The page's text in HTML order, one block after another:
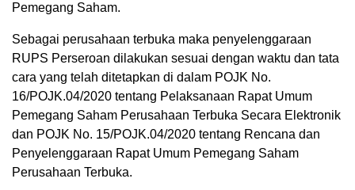
Pemegang Saham.
Sebagai perusahaan terbuka maka penyelenggaraan
RUPS Perseroan dilakukan sesuai dengan waktu dan tata
cara yang telah ditetapkan di dalam POJK No.
16/POJK.04/2020 tentang Pelaksanaan Rapat Umum
Pemegang Saham Perusahaan Terbuka Secara Elektronik
dan POJK No. 15/POJK.04/2020 tentang Rencana dan
Penyelenggaraan Rapat Umum Pemegang Saham
Perusahaan Terbuka.